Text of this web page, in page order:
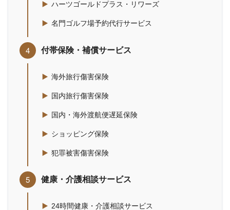
ハーツゴールドプラス・リワーズ
名門ゴルフ場予約代行サービス
付帯保険・補償サービス
海外旅行傷害保険
国内旅行傷害保険
国内・海外渡航便遅延保険
ショッピング保険
犯罪被害傷害保険
健康・介護相談サービス
24時間健康・介護相談サービス